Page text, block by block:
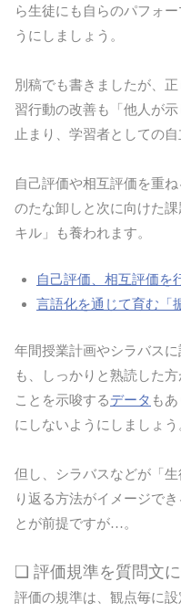
ら生徒にも自らのパフォ
うにしましょう。
別稿でも書きましたが、
習行動の改善も「他人が
止まり、学習者としての自
自己評価や相互評価を重
のたな卸しと次に向けた
キル」も養われます。
自己評価、相互評価を
言語化を通じて育む「
年間授業計画やシラバス
も、しっかりと熟読した
ことを示唆するデータ も
にしないようにしましょう
但し、シラバスなどが「
り返る方法がイメージで
とが前提ですが…。
❏ 評価規準を質問文
評価の規準は、観点毎に